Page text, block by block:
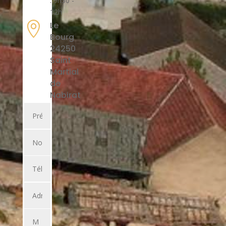
12h

Le
Bourg
24250
Saint
Martial
de
Nabirat